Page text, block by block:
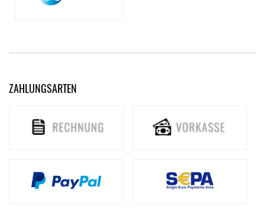
ZAHLUNGSARTEN